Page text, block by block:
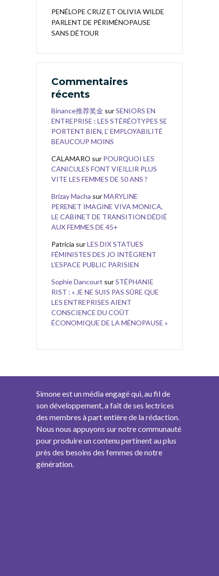
PENÉLOPE CRUZ ET OLIVIA WILDE
PARLENT DE PÉRIMÉNOPAUSE
SANS DÉTOUR
Commentaires
récents
Binance推荐奖金 surSENIORS EN
ENTREPRISE : LES STÉRÉOTYPES SE
PORTENT BIEN, L’ EMPLOYABILITÉ
BEAUCOUP MOINS
CALAMARO sur POURQUOI LES
CANICULES FONT VIEILLIR PLUS
VITE LES FEMMES DE 50 ANS ?
Brizay Macha surMARYLINE
PERENET IMAGINE VIVA MONICA,
LE CABINET DE TRANSITION DÉDIÉ
AUX FEMMES DE 45+
Patricia surLES DIX STATUES
FÉMINISTES DES JO INTÈGRENT
L’ESPACE PUBLIC PARISIEN
Sophie Dancourt surSTÉPHANIE
RIST : « JE NE SUIS PAS SÛRE QUE
LES ENTREPRISES AIENT
CONSCIENCE DU COÛT
ÉCONOMIQUE DE LA MÉNOPAUSE »
Simone est un média engagé qui, au fil de
son développement, a fait de ses lectrices
des membres à part entière de la rédaction.
Nous nous appuyons sur notre communauté
pour produire un contenu pertinent au plus
près des besoins des femmes de notre
génération.